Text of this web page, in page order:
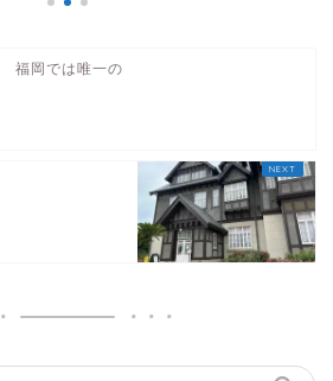
福岡では唯一の